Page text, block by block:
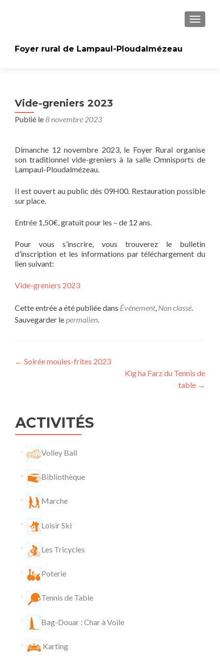
Foyer rural de Lampaul-Ploudalmézeau
Vide-greniers 2023
Publié le8 novembre 2023
Dimanche 12 novembre 2023, le Foyer Rural organise
son traditionnel vide-greniers à la salle Omnisports de
Lampaul-Ploudalmézeau.
Il est ouvert au public dès 09H00. Restauration possible
sur place.
Entrée 1,50€, gratuit pour les – de 12 ans.
Pour vous s’inscrire, vous trouverez le bulletin
d’inscription et les informations par téléchargement du
lien suivant:
Vide-greniers 2023
Cette entrée a été publiée dans Événement, Non classé.
Sauvegarder lepermalien.
Navigation
← Soirée moules-frites 2023
Kig ha Farz du Tennis de
table →
ACTIVITÉS
Volley Ball
Bibliothèque
Marche
Loisir Ski
Les Tricycles
Poterie
Tennis de Table
Bag-Douar : Char à Voile
Karting